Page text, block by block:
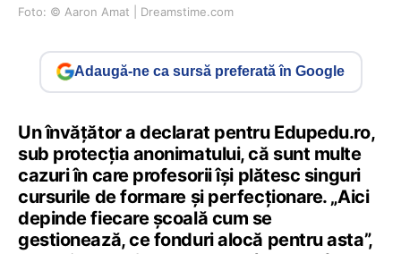
Foto: © Aaron Amat | Dreamstime.com
Adaugă-ne ca sursă preferată în Google
Un învățător a declarat pentru Edupedu.ro,
sub protecția anonimatului, că sunt multe
cazuri în care profesorii își plătesc singuri
cursurile de formare și perfecționare. „Aici
depinde fiecare școală cum se
gestionează, ce fonduri alocă pentru asta”,